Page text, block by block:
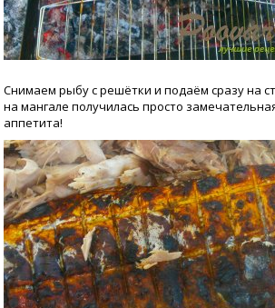
Снимаем рыбу с решётки и подаём сразу на
на мангале получилась просто
аппетита!